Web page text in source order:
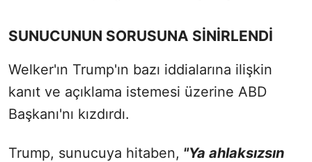
SUNUCUNUN SORUSUNA SİNİRLENDİ
Welker'ın Trump'ın bazı iddialarına ilişkin
kanıt ve açıklama istemesi üzerine ABD
Başkanı'nı kızdırdı.
Trump, sunucuya hitaben, "Ya ahlaksızsın